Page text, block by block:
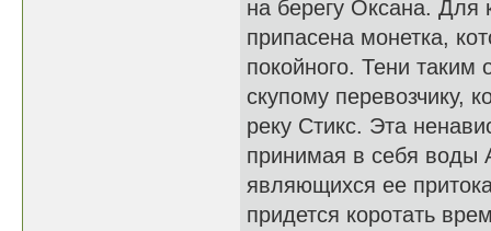
на берегу Оксана. Для
припасена монетка,
покойного. Тени таким
скупому перевозчику,
реку Стикс. Эта
принимая в себя воды
являющихся ее
придется коротать